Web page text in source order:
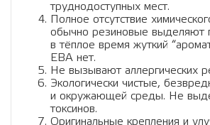
труднодоступных мест.
Полное отсутствие
обычно резиновые выделяют
в тёплое время жуткий
ЕВА нет.
Не вызывают аллергических
Экологически чистые,
и окружающей среды. Не
токсинов.
Оригинальные крепления и